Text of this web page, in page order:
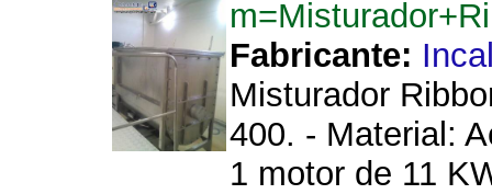
Fabricante:
Misturador
400. - Material:
1 motor de 11